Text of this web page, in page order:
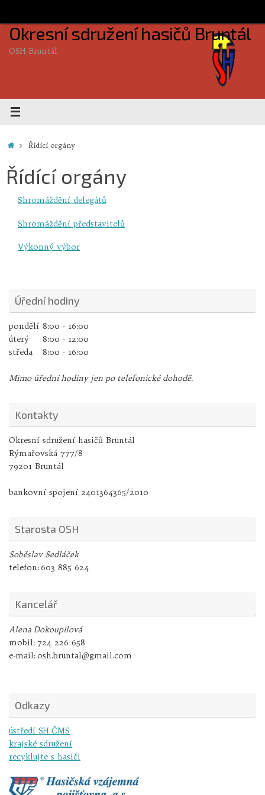
content
Okresní sdružení hasičů Bruntál
OSH Bruntál
HomeŘídící orgány
Řídící orgány
Shromáždění delegátů
Shromáždění představitelů
Výkonný výbor
Úřední hodiny
pondělí 8:00 - 16:00
úterý
8:00 - 12:00
středa
8:00 - 16:00
Mimo úřední hodiny jen po telefonické dohodě.
Kontakty
Okresní sdružení hasičů Bruntál
Rýmařovská 777/8
79201 Bruntál
bankovní spojení 2401364365/2010
Starosta OSH
Soběslav Sedláček
telefon:603 885 624
Kancelář
Alena Dokoupilová
mobil: 724 226 658
e-mail:osh.bruntal@gmail.com
Odkazy
ústředí SH ČMS
krajské sdružení
recyklujte s hasiči